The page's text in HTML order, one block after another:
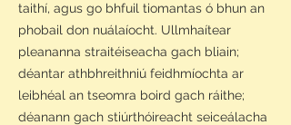
taithí, agus go bhfuil tiomantas ó bhun an
phobail don nuálaíocht. Ullmhaítear
pleananna straitéiseacha gach bliain;
déantar athbhreithniú feidhmíochta ar
leibhéal an tseomra boird gach ráithe;
déanann gach stiúrthóireacht seiceálacha